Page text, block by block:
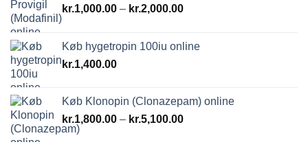
kr.1,000.00 – kr.2,000.00Prisinterval:
kr.2,000.00
Køb hygetropin 100iu online
kr.1,400.00
Køb Klonopin (Clonazepam) online
kr.1,800.00 – kr.5,100.00Prisinterval: